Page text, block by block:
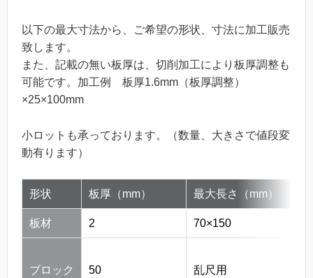
以下の最大寸法から、ご希望の形状、寸法に加工販売
致します。
また、記載の無い板厚は、切削加工により板厚調整も
可能です。加工例 板厚1.6mm（板厚調整）
×25×100mm
小ロットも承っております。（数量、大きさで値段変
動有ります）
形状 板厚（mm） 最大長さ（mm）
板材 2 70×150
ブロック 50 乱尺用